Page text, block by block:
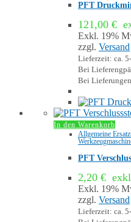
PFT
121,00 €
Exkl. 19%
zzgl. Versand
Lieferzeit: ca.
Bei
Bei
In den Warenkorb
Allgemeine
PFT
2,20 €
Exkl. 19%
zzgl. Versand
Lieferzeit: ca.